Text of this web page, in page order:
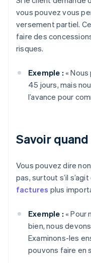
vous pouvez vous
versement partiel.
faire des
risques.
Exemple : «
45 jours, mais
l’avance pour
Savoir
Vous pouvez dire
pas, surtout s’il
factures plus
Exemple : « Pour
bien, nous
Examinons-les
pouvons faire en